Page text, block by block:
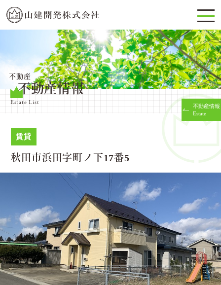
不動産
不動産情報
Estate List
不動産情報
Estate
賃貸
秋田市浜田字町ノ下17番5